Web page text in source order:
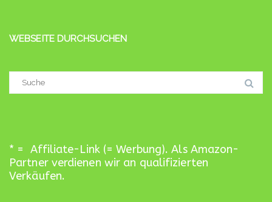
WEBSEITE DURCHSUCHEN
Suchergebnis
* = Affiliate-Link (= Werbung). Als Amazon-
Partner verdienen wir an qualifizierten
Verkäufen.